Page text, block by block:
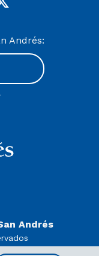
Andrés
Andrés: